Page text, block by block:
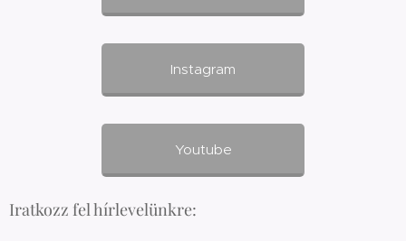
Instagram
Youtube
Iratkozz fel hírlevelünkre: